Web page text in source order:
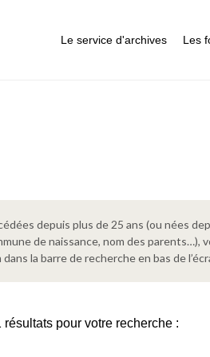
Le service d'archives Les
depuis plus de 25 ans (ou nées
de naissance, nom des parents…),
la barre de recherche en bas de
résultats pour votre recherche :